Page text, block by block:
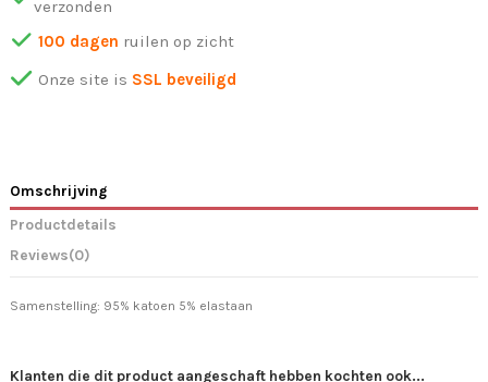
verzonden
100 dagen ruilen op zicht
Onze site is SSL beveiligd
Omschrijving
Productdetails
Reviews(0)
Samenstelling: 95% katoen 5% elastaan
Klanten die dit product aangeschaft hebben kochten ook...